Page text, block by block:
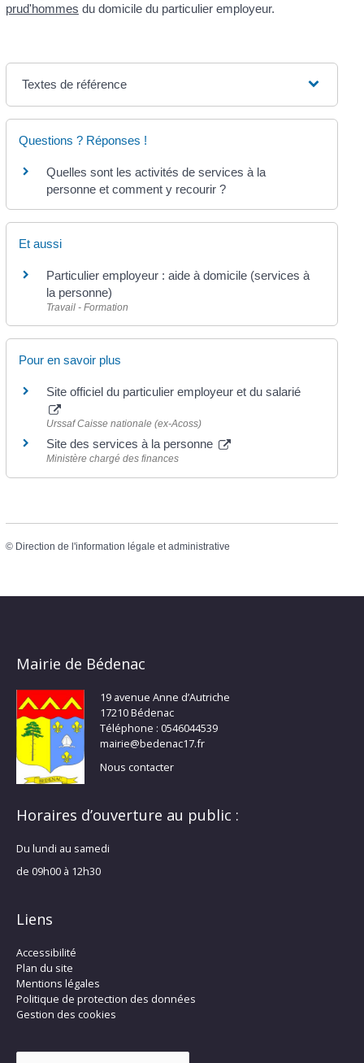
prud'hommes du domicile du particulier employeur.
Textes de référence
Questions ? Réponses !
Quelles sont les activités de services à la
personne et comment y recourir ?
Et aussi
Particulier employeur : aide à domicile (services à
la personne)
Travail - Formation
Pour en savoir plus
Site officiel du particulier employeur et du salarié
Urssaf Caisse nationale (ex-Acoss)
Site des services à la personne
Ministère chargé des finances
© Direction de l'information légale et administrative
Mairie de Bédenac
19 avenue Anne d’Autriche
17210 Bédenac
Téléphone : 0546044539
mairie@bedenac17.fr
Nous contacter
Horaires d’ouverture au public :
Du lundi au samedi
de 09h00 à 12h30
Liens
Accessibilité
Plan du site
Mentions légales
Politique de protection des données
Gestion des cookies